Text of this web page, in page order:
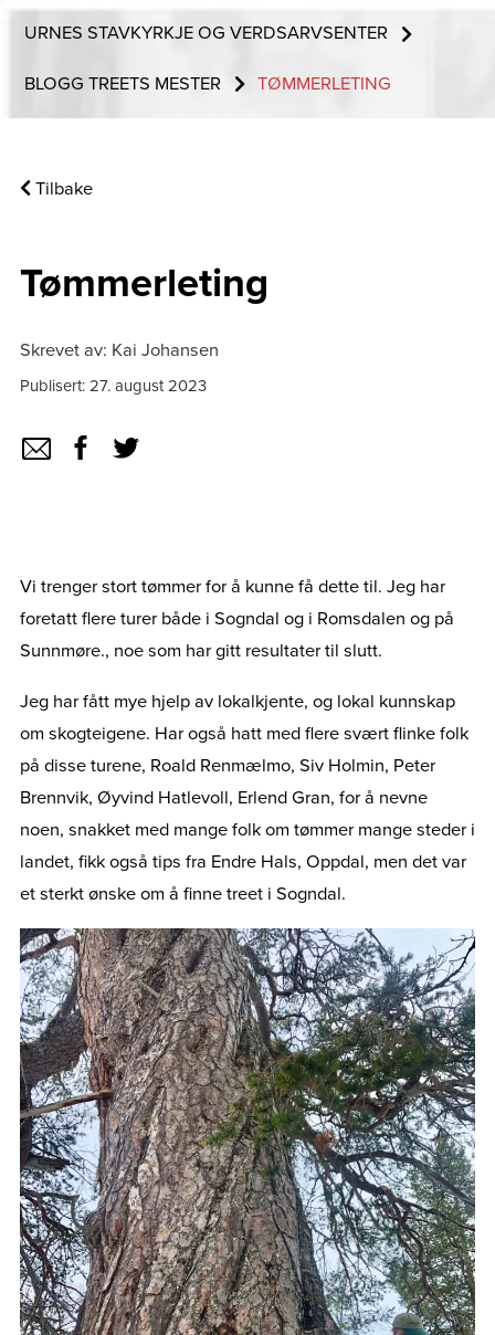
URNES STAVKYRKJE OG VERDSARVSENTER
BLOGG TREETS MESTER TØMMERLETING
Tilbake
Tømmerleting
Skrevet av: Kai Johansen
Publisert: 27. august 2023
Vi trenger stort tømmer for å kunne få dette til. Jeg har
foretatt flere turer både i Sogndal og i Romsdalen og på
Sunnmøre., noe som har gitt resultater til slutt.
Jeg har fått mye hjelp av lokalkjente, og lokal kunnskap
om skogteigene. Har også hatt med flere svært flinke folk
på disse turene, Roald Renmælmo, Siv Holmin, Peter
Brennvik, Øyvind Hatlevoll, Erlend Gran, for å nevne
noen, snakket med mange folk om tømmer mange steder i
landet, fikk også tips fra Endre Hals, Oppdal, men det var
et sterkt ønske om å finne treet i Sogndal.